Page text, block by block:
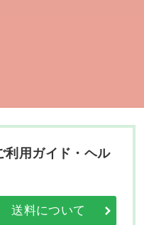
利用ガイド・ヘル
送料について